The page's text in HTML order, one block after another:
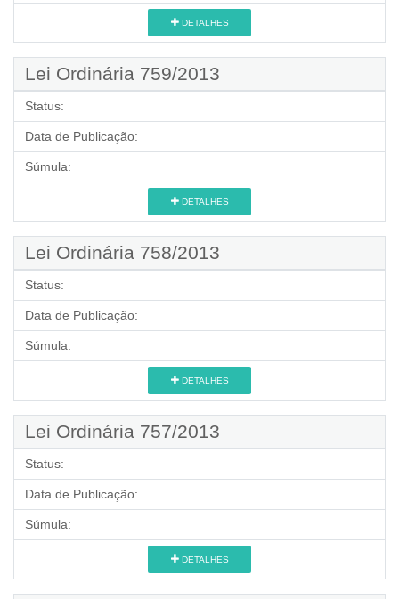
DETALHES
Lei Ordinária 759/2013
Status:
Data de Publicação:
Súmula:
DETALHES
Lei Ordinária 758/2013
Status:
Data de Publicação:
Súmula:
DETALHES
Lei Ordinária 757/2013
Status:
Data de Publicação:
Súmula:
DETALHES